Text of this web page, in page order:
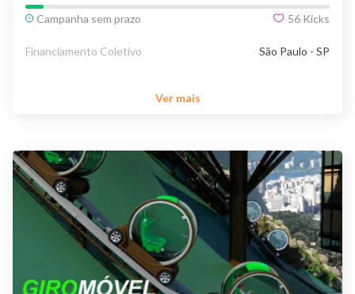
Campanha sem prazo
56 Kicks
Financiamento Coletivo São Paulo - SP
Ver mais